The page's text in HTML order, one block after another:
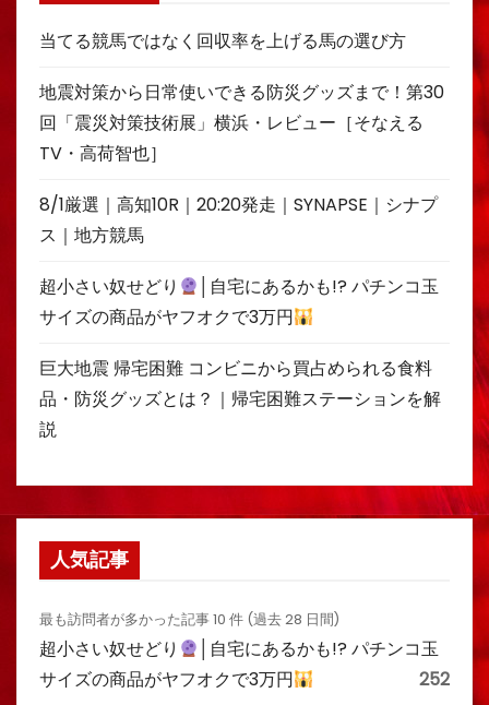
当てる競馬ではなく回収率を上げる馬の選び方
地震対策から日常使いできる防災グッズまで！第30
回「震災対策技術展」横浜・レビュー［そなえる
TV・高荷智也］
8/1厳選｜高知10R｜20:20発走｜SYNAPSE｜シナプ
ス｜地方競馬
超小さい奴せどり
│自宅にあるかも!? パチンコ玉
サイズの商品がヤフオクで3万円
巨大地震 帰宅困難 コンビニから買占められる食料
品・防災グッズとは？｜帰宅困難ステーションを解
説
人気記事
最も訪問者が多かった記事 10 件 (過去 28 日間)
超小さい奴せどり
│自宅にあるかも!? パチンコ玉
サイズの商品がヤフオクで3万円
252